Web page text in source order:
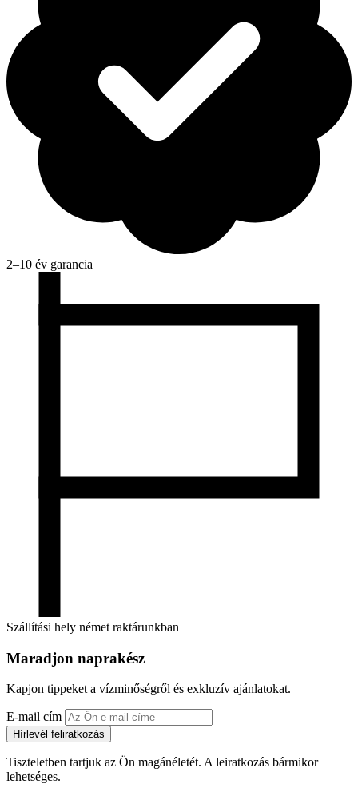
2–10 év garancia
Szállítási hely német raktárunkban
Maradjon naprakész
Kapjon tippeket a vízminőségről és exkluzív ajánlatokat.
E-mail cím
Hírlevél feliratkozás
Tiszteletben tartjuk az Ön magánéletét. A leiratkozás bármikor
lehetséges.